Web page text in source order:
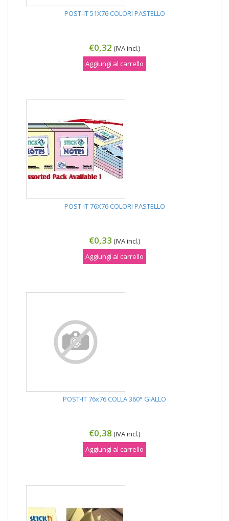
POST-IT 51X76 COLORI PASTELLO
€0,32 (IVA incl.)
Aggiungi al carrello
POST-IT 76X76 COLORI PASTELLO
€0,33 (IVA incl.)
Aggiungi al carrello
POST-IT 76x76 COLLA 360° GIALLO
€0,38 (IVA incl.)
Aggiungi al carrello